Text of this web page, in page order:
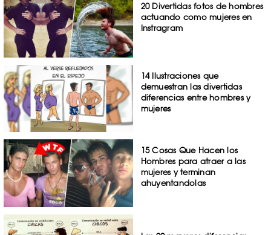
20 Divertidas fotos de hombres
actuando como mujeres en
Instragram
14 Ilustraciones que
demuestran las divertidas
diferencias entre hombres y
mujeres
15 Cosas Que Hacen los
Hombres para atraer a las
mujeres y terminan
ahuyentandolas